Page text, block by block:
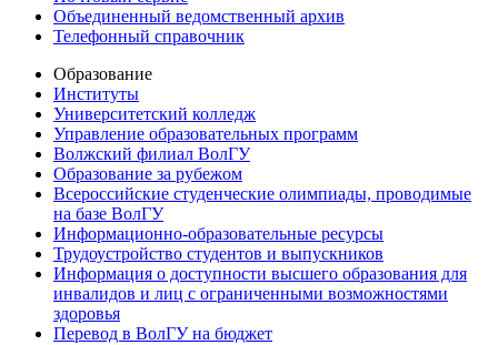
Объединенный ведомственный архив
Телефонный справочник
Образование
Институты
Университетский колледж
Управление образовательных программ
Волжский филиал ВолГУ
Образование за рубежом
Всероссийские студенческие олимпиады, проводимые
на базе ВолГУ
Информационно-образовательные ресурсы
Трудоустройство студентов и выпускников
Информация о доступности высшего образования для
инвалидов и лиц с ограниченными возможностями
здоровья
Перевод в ВолГУ на бюджет